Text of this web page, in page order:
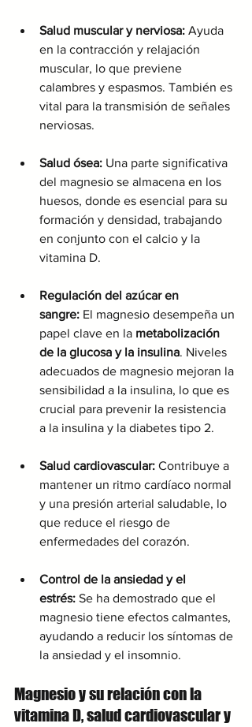
Salud muscular y nerviosa: Ayuda
en la contracción y relajación
muscular, lo que previene
calambres y espasmos. También es
vital para la transmisión de señales
nerviosas.
Salud ósea: Una parte significativa
del magnesio se almacena en los
huesos, donde es esencial para su
formación y densidad, trabajando
en conjunto con el calcio y la
vitamina D.
Regulación del azúcar en
sangre: El magnesio desempeña un
papel clave en la metabolización
de la glucosa y la insulina. Niveles
adecuados de magnesio mejoran la
sensibilidad a la insulina, lo que es
crucial para prevenir la resistencia
a la insulina y la diabetes tipo 2.
Salud cardiovascular: Contribuye a
mantener un ritmo cardíaco normal
y una presión arterial saludable, lo
que reduce el riesgo de
enfermedades del corazón.
Control de la ansiedad y el
estrés: Se ha demostrado que el
magnesio tiene efectos calmantes,
ayudando a reducir los síntomas de
la ansiedad y el insomnio.
Magnesio y su relación con la
vitamina D, salud cardiovascular y